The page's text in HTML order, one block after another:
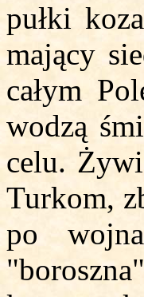
pułki
mający
całym
wodzą
celu.
Turkom,
po